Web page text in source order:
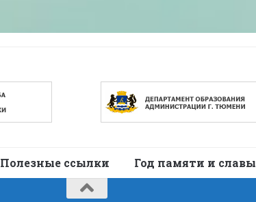
Полезные ссылки Год памяти и славы